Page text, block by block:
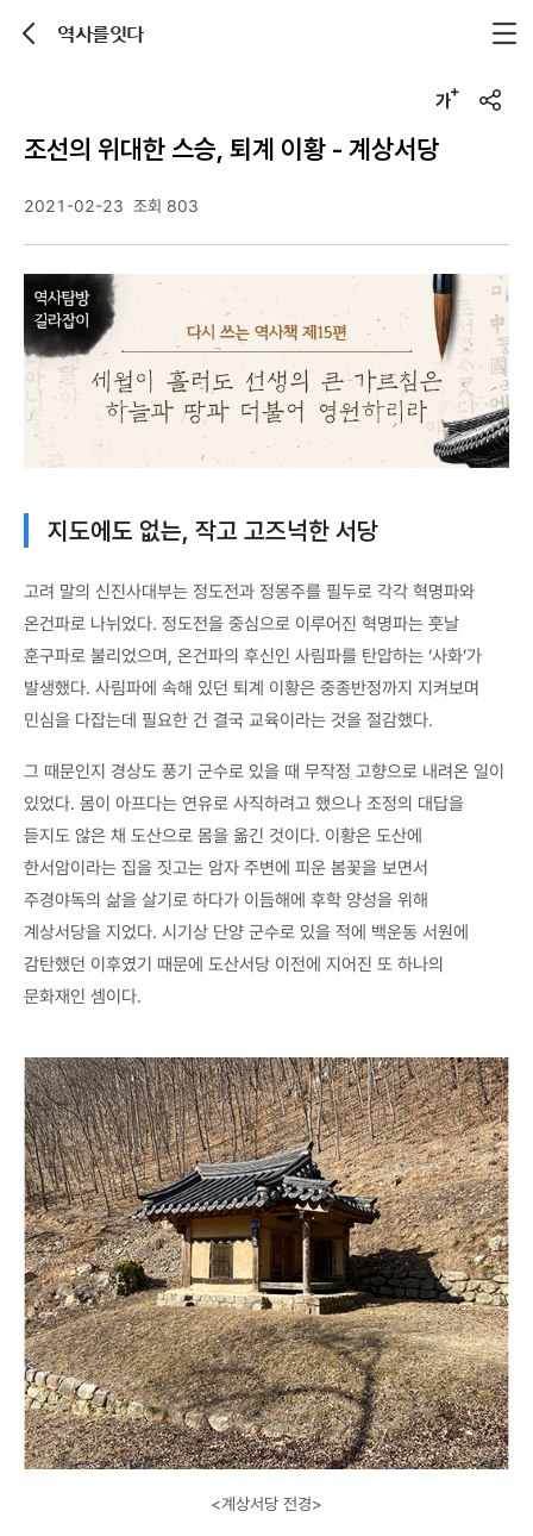
역사를잇다
u
조선의 위대한 스승, 퇴계 이황 - 계상서당
2021-02-23 조회 803
지도에도 없는, 작고 고즈넉한 서당
고려 말의 신진사대부는 정도전과 정몽주를 필두로 각각 혁명파와
온건파로 나뉘었다. 정도전을 중심으로 이루어진 혁명파는 훗날
훈구파로 불리었으며, 온건파의 후신인 사림파를 탄압하는 ‘사화’가
발생했다. 사림파에 속해 있던 퇴계 이황은 중종반정까지 지켜보며
민심을 다잡는데 필요한 건 결국 교육이라는 것을 절감했다.
그 때문인지 경상도 풍기 군수로 있을 때 무작정 고향으로 내려온 일이
있었다. 몸이 아프다는 연유로 사직하려고 했으나 조정의 대답을
듣지도 않은 채 도산으로 몸을 옮긴 것이다. 이황은 도산에
한서암이라는 집을 짓고는 암자 주변에 피운 봄꽃을 보면서
주경야독의 삶을 살기로 하다가 이듬해에 후학 양성을 위해
계상서당을 지었다. 시기상 단양 군수로 있을 적에 백운동 서원에
감탄했던 이후였기 때문에 도산서당 이전에 지어진 또 하나의
문화재인 셈이다.
<계상서당 전경>